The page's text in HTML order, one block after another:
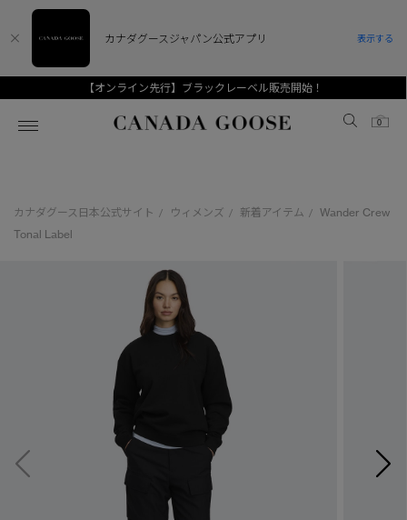
【オンライン先行】ブラックレーベル販売開始！
Canada Goose
0
ディスカバー
アンバサダー
スプリングコレクション
新着アイテム
ベストセラー
FW26コレクション
サマー 26 コレクション
サマー 26 コレクションLOOK
日本限定モデル
新着アイテム
ベストセラー
FW26コレクション
サマー 26 コレクション
サマー 26 コレクションLOOK
日本限定モデル
ベビー（0‐24ヵ月)
キッズ（2‐7歳)
ユース（6＋歳)
コレクション
CANADA GOOSE Generationsは、アウター
ウェアの下取り・再販を通じて、長く愛される製
品の価値を受け継いでいきます。
アーカイブの希少なピースもご覧いただけます。
詳しく見る
カナダグース日本公式サイト / ウィメンズ / 新着アイテム /
Wander Crew
Tonal Label
カナダグースジャパン公式アプリ 表示する